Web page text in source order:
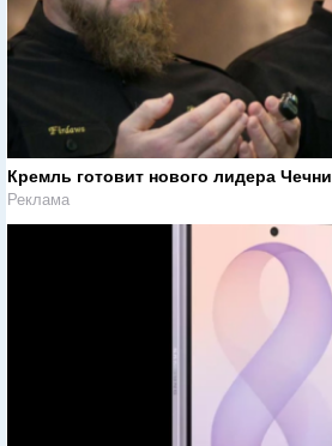
Кремль готовит нового лидера Чечни
Реклама